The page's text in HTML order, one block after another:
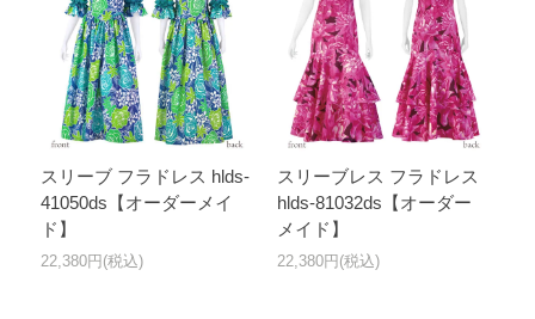
スリーブ フラドレス hlds-
41050ds【オーダーメイ
ド】
22,380円(税込)
スリーブレス フラドレス
hlds-81032ds【オーダー
メイド】
22,380円(税込)